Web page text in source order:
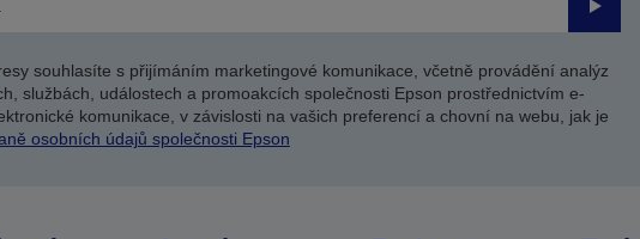
souhlasíte s přijímáním marketingové komunikace, včetně provádění analýz
službách, událostech a promoakcích společnosti Epson prostřednictvím e-
komunikace, v závislosti na vašich preferencí a chovní na webu, jak je
osobních údajů společnosti Epson